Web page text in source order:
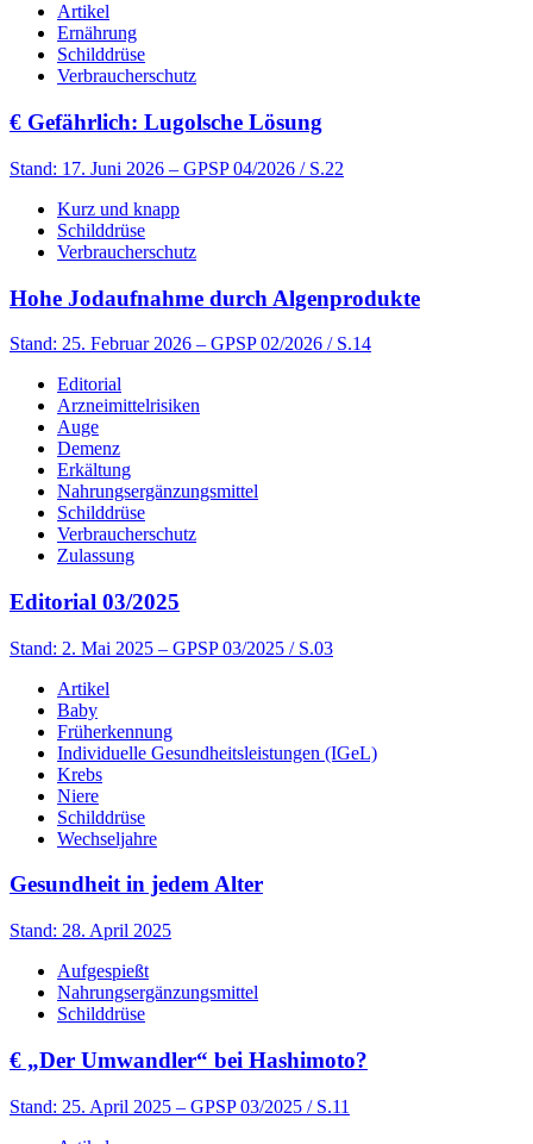
Artikel
Ernährung
Schilddrüse
Verbraucherschutz
€ Gefährlich: Lugolsche Lösung
Stand: 17. Juni 2026 – GPSP 04/2026 / S.22
Kurz und knapp
Schilddrüse
Verbraucherschutz
Hohe Jodaufnahme durch Algenprodukte
Stand: 25. Februar 2026 – GPSP 02/2026 / S.14
Editorial
Arzneimittelrisiken
Auge
Demenz
Erkältung
Nahrungsergänzungsmittel
Schilddrüse
Verbraucherschutz
Zulassung
Editorial 03/2025
Stand: 2. Mai 2025 – GPSP 03/2025 / S.03
Artikel
Baby
Früherkennung
Individuelle Gesundheitsleistungen (IGeL)
Krebs
Niere
Schilddrüse
Wechseljahre
Gesundheit in jedem Alter
Stand: 28. April 2025
Aufgespießt
Nahrungsergänzungsmittel
Schilddrüse
€ „Der Umwandler“ bei Hashimoto?
Stand: 25. April 2025 – GPSP 03/2025 / S.11